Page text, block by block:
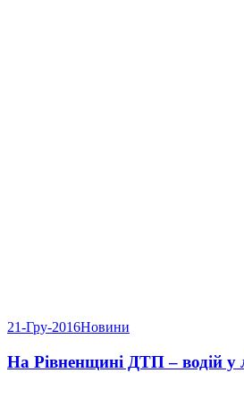
21-Гру-2016Новини
На Рівненщині ДТП – водій у